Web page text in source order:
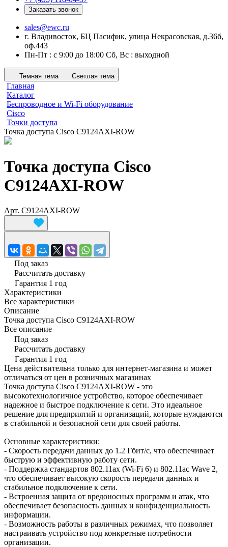
Заказать звонок
sales@ewc.ru
г. Владивосток, БЦ Пасифик, улица Некрасовская, д.36б,
оф.443
Пн-Пт : с 9:00 до 18:00 Сб, Вс : выходной
Темная тема Светлая тема
Главная
Каталог
Беспроводное и Wi-Fi оборудование
Cisco
Точки доступа
Точка доступа Cisco C9124AXI-ROW
Точка доступа Cisco
C9124AXI-ROW
Арт. C9124AXI-ROW
Под заказ
Рассчитать доставку
Гарантия 1 год
Характеристики
Все характеристики
Описание
Точка доступа Cisco C9124AXI-ROW
Все описание
Под заказ
Рассчитать доставку
Гарантия 1 год
Цена действительна только для интернет-магазина и может
отличаться от цен в розничных магазинах
Точка доступа Cisco C9124AXI-ROW - это
высокотехнологичное устройство, которое обеспечивает
надежное и быстрое подключение к сети. Это идеальное
решение для предприятий и организаций, которые нуждаются
в стабильной и безопасной сети для своей работы.
Основные характеристики:
- Скорость передачи данных до 1.2 Гбит/с, что обеспечивает
быструю и эффективную работу сети.
- Поддержка стандартов 802.11ax (Wi-Fi 6) и 802.11ac Wave 2,
что обеспечивает высокую скорость передачи данных и
стабильное подключение к сети.
- Встроенная защита от вредоносных программ и атак, что
обеспечивает безопасность данных и конфиденциальность
информации.
- Возможность работы в различных режимах, что позволяет
настраивать устройство под конкретные потребности
организации.